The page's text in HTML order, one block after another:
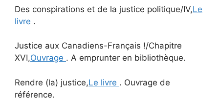
Des conspirations et de la justice politique/IV,Le
livre .
Justice aux Canadiens-Français !/Chapitre
XVI,Ouvrage . A emprunter en bibliothèque.
Rendre (la) justice,Le livre . Ouvrage de
référence.